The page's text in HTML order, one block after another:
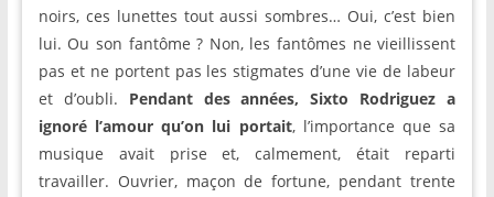
noirs, ces lunettes tout aussi sombres… Oui, c’est bien
lui. Ou son fantôme ? Non, les fantômes ne vieillissent
pas et ne portent pas les stigmates d’une vie de labeur
et d’oubli. Pendant des années, Sixto Rodriguez a
ignoré l’amour qu’on lui portait, l’importance que sa
musique avait prise et, calmement, était reparti
travailler. Ouvrier, maçon de fortune, pendant trente